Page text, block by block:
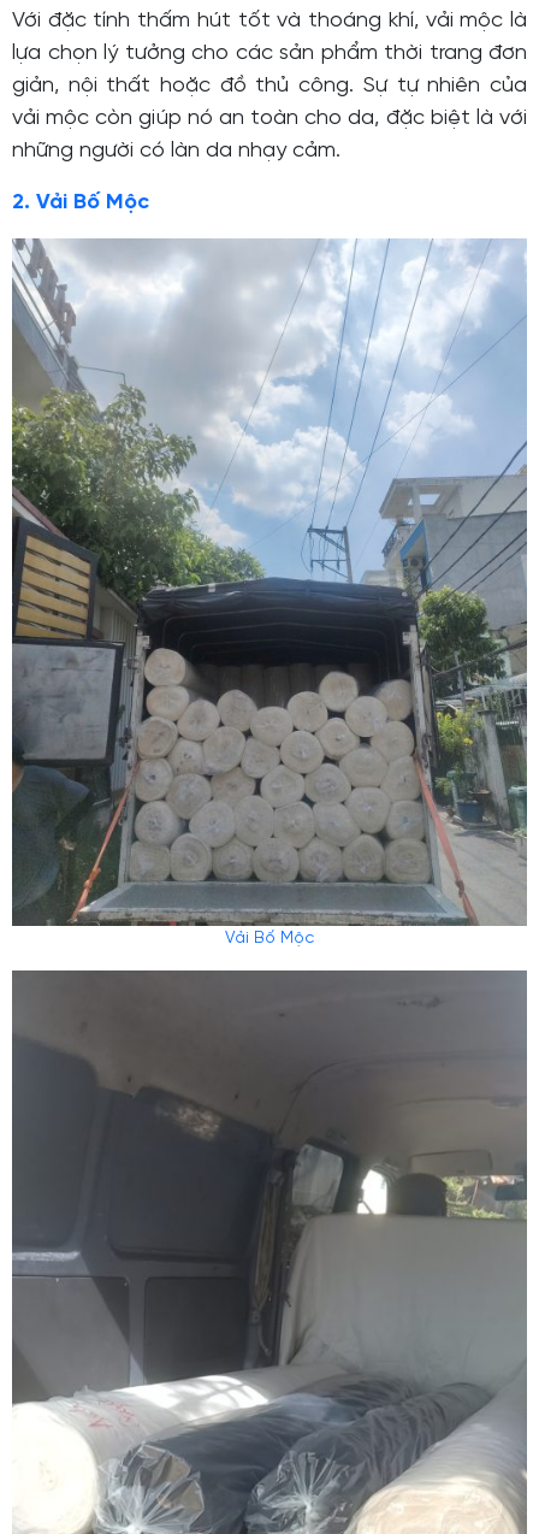
Với đặc tính thấm hút tốt và thoáng khí, vải mộc là
lựa chọn lý tưởng cho các sản phẩm thời trang đơn
giản, nội thất hoặc đồ thủ công. Sự tự nhiên của
vải mộc còn giúp nó an toàn cho da, đặc biệt là với
những người có làn da nhạy cảm.
2. Vải Bố Mộc
Vải Bố Mộc